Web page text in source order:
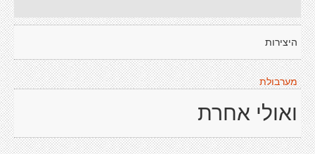
היצירות
מערבולת
ואולי אחרת